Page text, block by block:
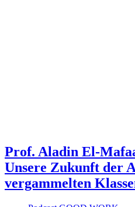
Prof. Aladin El-
Unsere Zukunft der
vergammelten